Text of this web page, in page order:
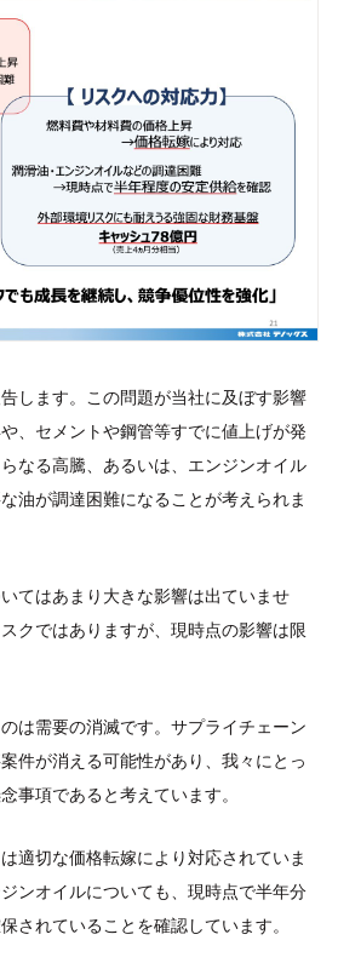
します。この問題が当社に及ぼす影響
、セメントや鋼管等すでに値上げが発
なる高騰、あるいは、エンジンオイル
油が調達困難になることが考えられま
てはあまり大きな影響は出ていませ
クではありますが、現時点の影響は限
は需要の消滅です。サプライチェーン
件が消える可能性があり、我々にとっ
事項であると考えています。
適切な価格転嫁により対応されていま
ンオイルについても、現時点で半年分
されていることを確認しています。